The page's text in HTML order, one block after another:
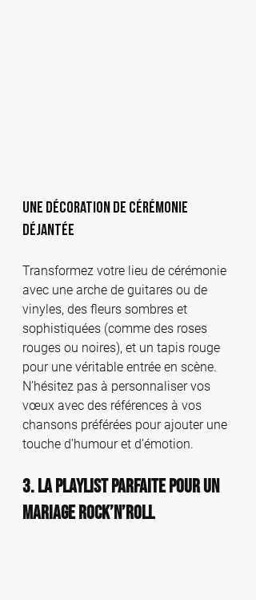
Une décoration de cérémonie
déjantée
Transformez votre lieu de cérémonie
avec une arche de guitares ou de
vinyles, des fleurs sombres et
sophistiquées (comme des roses
rouges ou noires), et un tapis rouge
pour une véritable entrée en scène.
N’hésitez pas à personnaliser vos
vœux avec des références à vos
chansons préférées pour ajouter une
touche d’humour et d’émotion.
3. La Playlist Parfaite pour un
Mariage Rock’n’Roll